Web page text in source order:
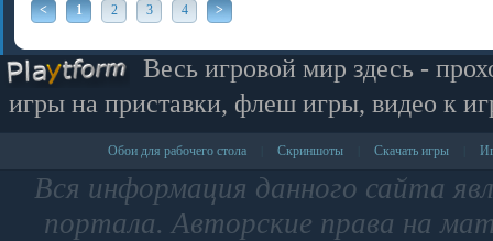
< 1 2 3 4 >
Весь игровой мир здесь -
игры на приставки, флеш игры, видео к
Обои для рабочего стола Скриншоты Скачать игры
Вся информация данного сайта
портала. Авторские права на